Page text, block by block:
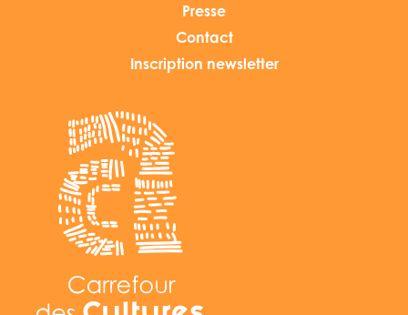
Presse
Contact
Inscription newsletter